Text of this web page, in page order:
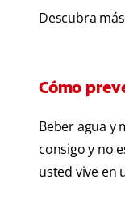
Descubra
Cómo
Beber agua y
consigo y no
usted vive en